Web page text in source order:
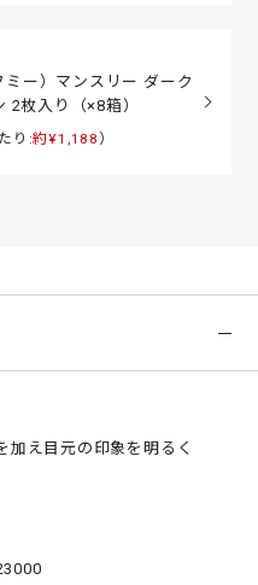
ー）マンスリー ダーク
2枚入り（×8箱）
り:約¥1,188 ）
加え目元の印象を明るく